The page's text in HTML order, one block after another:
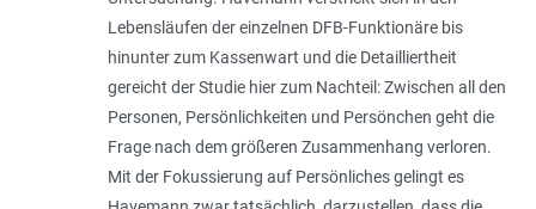
Lebensläufen der einzelnen DFB-Funktionäre bis
hinunter zum Kassenwart und die Detailliertheit
gereicht der Studie hier zum Nachteil: Zwischen all den
Personen, Persönlichkeiten und Persönchen geht die
Frage nach dem größeren Zusammenhang verloren.
Mit der Fokussierung auf Persönliches gelingt es